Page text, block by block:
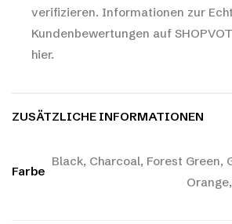
verifizieren. Informationen zur
Kundenbewertungen auf
hier.
ZUSÄTZLICHE INFORMATIONEN
Farbe
Black, Charcoal, Forest Green,